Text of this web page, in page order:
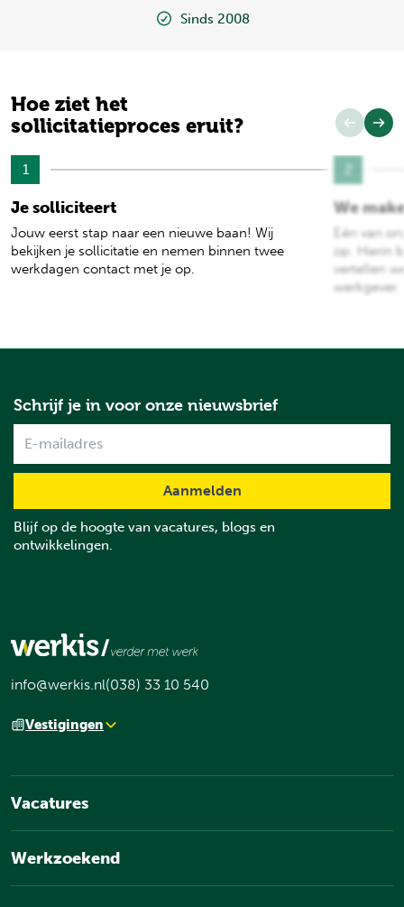
Sinds 2008
Hoe ziet het
sollicitatieproces eruit?
1
Je solliciteert
Jouw eerst stap naar een nieuwe baan! Wij
bekijken je sollicitatie en nemen binnen twee
werkdagen contact met je op.
We
Eén van
op. Hierin
vertellen
werkgever.
Schrijf je in voor onze nieuwsbrief
Blijf op de hoogte van vacatures, blogs en
ontwikkelingen.
info@werkis.nl(038) 33 10 540
Vestigingen
Vacatures
Werkzoekend